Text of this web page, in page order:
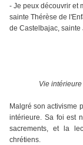
- Je peux découvrir et
sainte Thérèse de
de Castelbajac,
Vie
Malgré son activisme
intérieure. Sa foi est
sacrements, et la
chrétiens.